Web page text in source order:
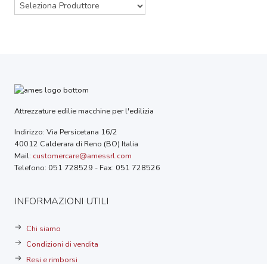
Attrezzature edilie macchine per l'edilizia
Indirizzo: Via Persicetana 16/2
40012 Calderara di Reno (BO) Italia
Mail: customercare@amessrl.com
Telefono: 051 728529 - Fax: 051 728526
INFORMAZIONI UTILI
Chi siamo
Condizioni di vendita
Resi e rimborsi